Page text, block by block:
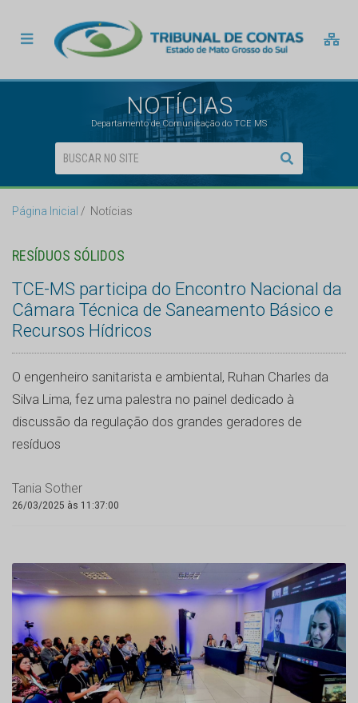
NOTÍCIAS
Departamento de Comunicação do TCE MS
Página Inicial Notícias
RESÍDUOS SÓLIDOS
TCE-MS participa do Encontro Nacional da
Câmara Técnica de Saneamento Básico e
Recursos Hídricos
O engenheiro sanitarista e ambiental, Ruhan Charles da
Silva Lima, fez uma palestra no painel dedicado à
discussão da regulação dos grandes geradores de
resíduos
Tania Sother
26/03/2025 às 11:37:00